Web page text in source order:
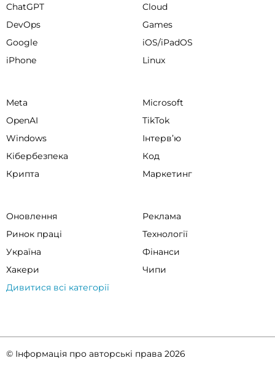
ChatGPT
Cloud
DevOps
Games
Google
iOS/iPadOS
iPhone
Linux
Meta
Microsoft
OpenAI
TikTok
Windows
Інтервʼю
Кібербезпека
Код
Крипта
Маркетинг
Оновлення
Реклама
Ринок праці
Технології
Україна
Фінанси
Хакери
Чипи
Дивитися всі категорії
© Інформація про авторські права 2026